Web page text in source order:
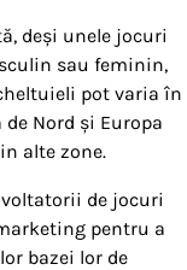
deși unele jocuri
sau feminin,
pot varia în
Nord și Europa
alte zone.
de jocuri
pentru a
bazei lor de